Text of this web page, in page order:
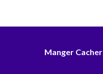
Manger Cacher